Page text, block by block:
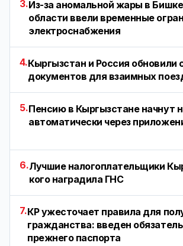
3.Из-за аномальной жары в
области ввели временные
электроснабжения
4.Кыргызстан и Россия обновили
документов для взаимных
5.Пенсию в Кыргызстане начнут
автоматически через
6.Лучшие налогоплательщики
кого наградила ГНС
7.КР ужесточает правила для
гражданства: введен
прежнего паспорта